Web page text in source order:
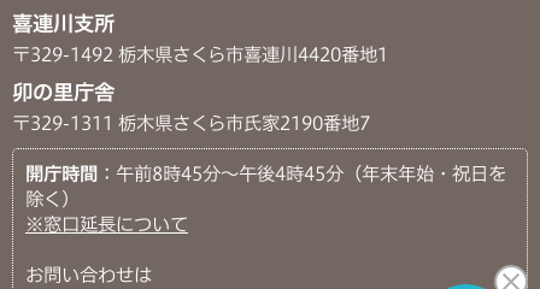
喜連川支所
〒329-1492 栃木県さくら市喜連川4420番地1
卯の里庁舎
〒329-1311 栃木県さくら市氏家2190番地7
開庁時間 ：午前8時45分～午後4時45分（年末年始・祝日を
除く）
※窓口延長について
お問い合わせは